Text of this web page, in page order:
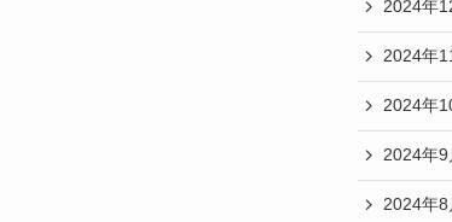
2024年
2024年
2024年
2024年9
2024年8